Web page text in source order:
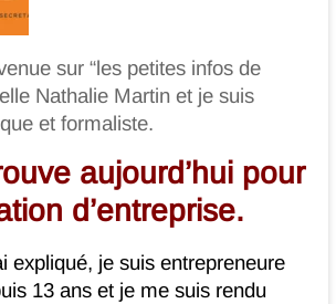
sur “les petites infos de
Nathalie Martin et je suis
et formaliste.
aujourd’hui pour
d’entreprise.
expliqué, je suis entrepreneure
13 ans et je me suis rendu